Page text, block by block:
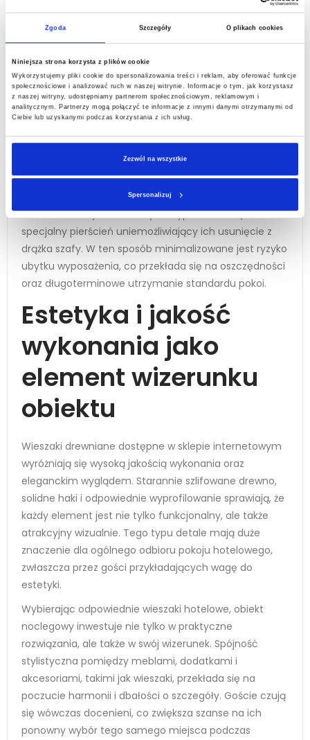
Zgoda Szczegóły O plikach cookies
Niniejsza strona korzysta z plików cookie
Wykorzystujemy pliki cookie do spersonalizowania treści i reklam, aby oferować funkcje
społecznościowe i analizować ruch w naszej witrynie. Informacje o tym, jak korzystasz
z naszej witryny, udostępniamy partnerom społecznościowym, reklamowym i
analitycznym. Partnerzy mogą połączyć te informacje z innymi danymi otrzymanymi od
Ciebie lub uzyskanymi podczas korzystania z ich usług.
Zezwól na wszystkie
Spersonalizuj
zaawansowane wersje przeznaczone do zadań
specjalnych. Wieszaki z klipsami to idealne rozwiązanie
odzież delikatną. Mocne zaciski zapewniają pewne
utrzymanie odzieży bez jej uszkadzania, co jest
szczególnie ważne w przypadku tkanin łatwo
ulegających deformacji.
Innym przykładem są hotelowe wieszaki
antykradzieżowe, które szczególnie sprawdzają się w
hotelach o dużym natężeniu ruchu lub w miejscach,
gdzie rotacja gości jest bardzo wysoka. Takie modele
wieszaków antykradzieżowych wyposażone są w
specjalny pierścień uniemożliwiający ich usunięcie z
drążka szafy. W ten sposób minimalizowane jest ryzyko
ubytku wyposażenia, co przekłada się na oszczędności
oraz długoterminowe utrzymanie standardu pokoi.
Estetyka i jakość
wykonania jako
element wizerunku
obiektu
Wieszaki drewniane dostępne w sklepie internetowym
wyróżniają się wysoką jakością wykonania oraz
eleganckim wyglądem. Starannie szlifowane drewno,
solidne haki i odpowiednie wyprofilowanie sprawiają, że
każdy element jest nie tylko funkcjonalny, ale także
atrakcyjny wizualnie. Tego typu detale mają duże
znaczenie dla ogólnego odbioru pokoju hotelowego,
zwłaszcza przez gości przykładających wagę do
estetyki.
Wybierając odpowiednie wieszaki hotelowe, obiekt
noclegowy inwestuje nie tylko w praktyczne
rozwiązania, ale także w swój wizerunek. Spójność
stylistyczna pomiędzy meblami, dodatkami i
akcesoriami, takimi jak wieszaki, przekłada się na
poczucie harmonii i dbałości o szczegóły. Goście czują
się wówczas docenieni, co zwiększa szanse na ich
ponowny wybór tego samego miejsca podczas